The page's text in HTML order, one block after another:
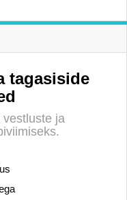
tagasiside
vestluste ja